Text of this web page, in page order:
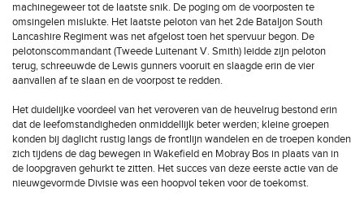
machinegeweer tot de laatste snik. De poging om de voorposten te
omsingelen mislukte. Het laatste peloton van het 2de Bataljon South
Lancashire Regiment was net afgelost toen het spervuur begon. De
pelotonscommandant (Tweede Luitenant V. Smith) leidde zijn peloton
terug, schreeuwde de Lewis gunners vooruit en slaagde erin de vier
aanvallen af te slaan en de voorpost te redden.
Het duidelijke voordeel van het veroveren van de heuvelrug bestond erin
dat de leefomstandigheden onmiddellijk beter werden; kleine groepen
konden bij daglicht rustig langs de frontlijn wandelen en de troepen konden
zich tijdens de dag bewegen in Wakefield en Mobray Bos in plaats van in
de loopgraven gehurkt te zitten. Het succes van deze eerste actie van de
nieuwgevormde Divisie was een hoopvol teken voor de toekomst.